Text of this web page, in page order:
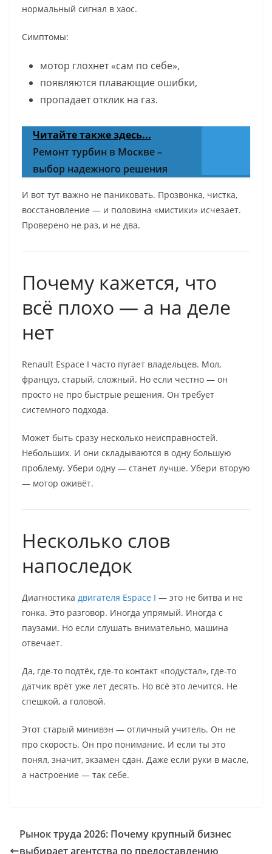
нормальный сигнал в хаос.
Симптомы:
мотор глохнет «сам по себе»,
появляются плавающие ошибки,
пропадает отклик на газ.
Читайте также здесь...
Ремонт турбин в Москве –
выбор надежного решения
И вот тут важно не паниковать. Прозвонка, чистка,
восстановление — и половина «мистики» исчезает.
Проверено не раз, и не два.
Почему кажется, что
всё плохо — а на деле
нет
Renault Espace I часто пугает владельцев. Мол,
француз, старый, сложный. Но если честно — он
просто не про быстрые решения. Он требует
системного подхода.
Может быть сразу несколько неисправностей.
Небольших. И они складываются в одну большую
проблему. Убери одну — станет лучше. Убери вторую
— мотор оживёт.
Несколько слов
напоследок
Диагностика двигателя Espace I — это не битва и не
гонка. Это разговор. Иногда упрямый. Иногда с
паузами. Но если слушать внимательно, машина
отвечает.
Да, где-то подтёк, где-то контакт «подустал», где-то
датчик врёт уже лет десять. Но всё это лечится. Не
спешкой, а головой.
Этот старый минивэн — отличный учитель. Он не
про скорость. Он про понимание. И если ты это
понял, значит, экзамен сдан. Даже если руки в масле,
а настроение — так себе.
Рынок труда 2026: Почему крупный бизнес
выбирает агентства по предоставлению